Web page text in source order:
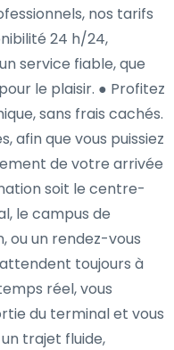
nos tarifs
24 h/24,
service fiable, que
le plaisir. ● Profitez
sans frais cachés.
afin que vous puissiez
de votre arrivée
soit le centre-
le campus de
ou un rendez-vous
toujours à
réel, vous
du terminal et vous
trajet fluide,